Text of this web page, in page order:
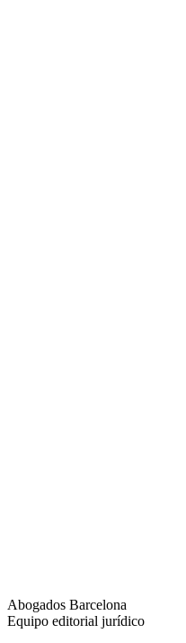
Abogados Barcelona
Equipo editorial jurídico